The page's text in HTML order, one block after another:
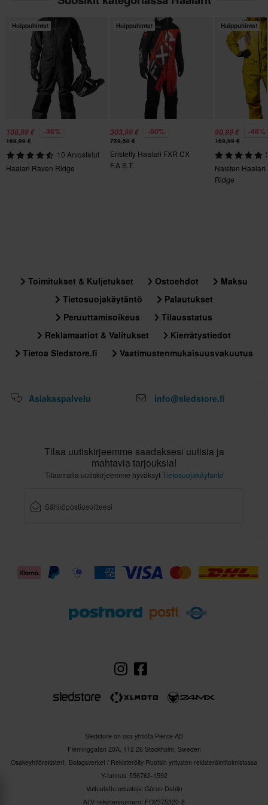
300 x 480 x 150 mm
XL
330 x 360 x 175 mm
3XL
370 x 500 x 166 mm
Huippuhinta!
108,99 € -36%
169,99 €
10 Arvostelut
Haalari Raven Ridge
Huippuhinta!
303,99 € -60%
759,50 €
Eristetty Haalari FXR CX
F.A.S.T.
Huippuhinta!
90,99 € -46%
169,99 €
Naisten Haalari
Ridge
Toimitukset & Kuljetukset Ostoehdot
Maksu
Tietosuojakäytäntö
Palautukset
Peruuttamisoikeus
Tilausstatus
Reklamaatiot & Valitukset
Kierrätystiedot
Tietoa Sledstore.fi
Vaatimustenmukaisuusvakuutus
Asiakaspalvelu info@sledstore.fi
Tilaa uutiskirjeemme saadaksesi uutisia ja
mahtavia tarjouksia!
Tilaamalla uutiskirjeemme hyväksytTietosuojakäytäntö
Sledstore on osa yhtiötä Pierce AB
Fleminggatan 20A, 112 26 Stockholm, Sweden
Osakeyhtiörekisteri: Bolagsverket / Rekisteröity Ruotsin yritysten rekisteröintitoimistossa
Y-tunnus: 556763-1592
Valtuutettu edustaja: Göran Dahlin
ALV-rekisterinumero: FO2375320-8